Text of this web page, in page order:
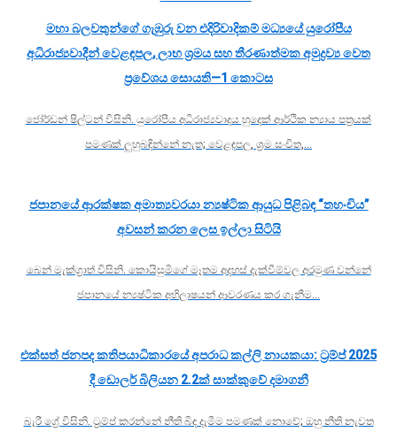
මහා බලවතුන්ගේ ගැඹුරු වන එදිරිවාදිකම් මධ්‍යයේ යුරෝපීය
අධිරාජ්‍යවාදීන් වෙළඳපල, ලාභ ශ්‍රමය සහ තීරණාත්මක අමුද්‍රව්‍ය වෙත
ප්‍රවේශය සොයති—1 කොටස
ජෝර්ඩන් ෂිල්ටන් විසිනි. යුරෝපීය අධිරාජ්‍යවාදය හුදෙක් ආර්ථික න්‍යාය පත්‍රයක්
පමණක් ලුහුබඳින්නේ නැත; වෙළඳපල, ශ්‍රම සංචිත,…
ජපානයේ ආරක්ෂක අමාත්‍යවරයා න්‍යෂ්ටික ආයුධ පිළිබඳ “තහංචිය”
අවසන් කරන ලෙස ඉල්ලා සිටියි
බෙන් මැක්ග්‍රාත් විසිනි. කොයිසුමිගේ මෑතම අදහස් දැක්වීම්වල අරමුණ වන්නේ
ජපානයේ න්‍යෂ්ටික අභිලාෂයන් ආවරණය කර ගැනීම…
එක්සත් ජනපද කතිපයාධිකාරයේ අපරාධ කල්ලි නායකයා: ට්‍රම්ප් 2025
දී ඩොලර් බිලියන 2.2ක් සාක්කුවේ දමාගනී
බැරී ග්‍රේ විසිනි. ට්‍රම්ප් කරන්නේ නීති බිඳ දැමීම පමණක් නොවේ; ඔහු නීති නැවත